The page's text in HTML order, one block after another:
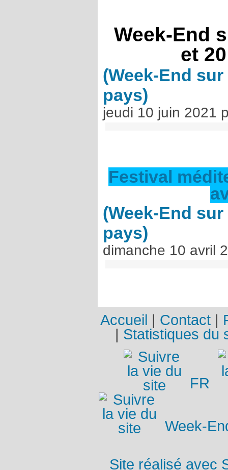
Week-End
et
(Week-End
pays)
jeudi 10 juin 2021
Festival
(Week-End
pays)
dimanche 10 avril
Accueil Contact
Statistiques du
FR
Week-
Site réalisé avec